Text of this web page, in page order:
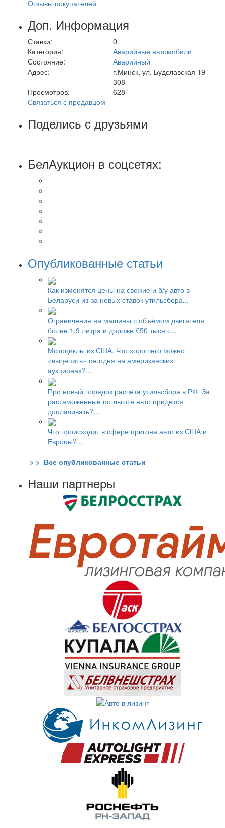
Отзывы покупателей
Доп. Информация
Ставки:
0
Категория:
Аварийные автомобили
Состояние:
Аварийный
Адрес:
г.Минск, ул. Будславская 19-
308
Просмотров:
628
Связаться с продавцом
Поделись с друзьями
БелАукцион в соцсетях:
Опубликованные статьи
Как изменятся цены на свежие и б/у авто в
Беларуси из-за новых ставок утильсбора...
Ограничения на машины с объёмом двигателя
более 1,9 литра и дороже €50 тысяч....
Мотоциклы из США. Что хорошего можно
«выцепить» сегодня на американских
аукционах?...
Про новый порядок расчёта утильсбора в РФ. За
растаможенные по льготе авто придётся
доплачивать?...
Что происходит в сфере пригона авто из США и
Европы?...
> > Все опубликованные статьи
Наши партнеры